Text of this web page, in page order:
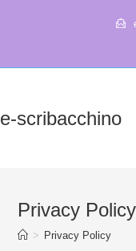
e-scribacchino
Privacy Policy
> Privacy Policy